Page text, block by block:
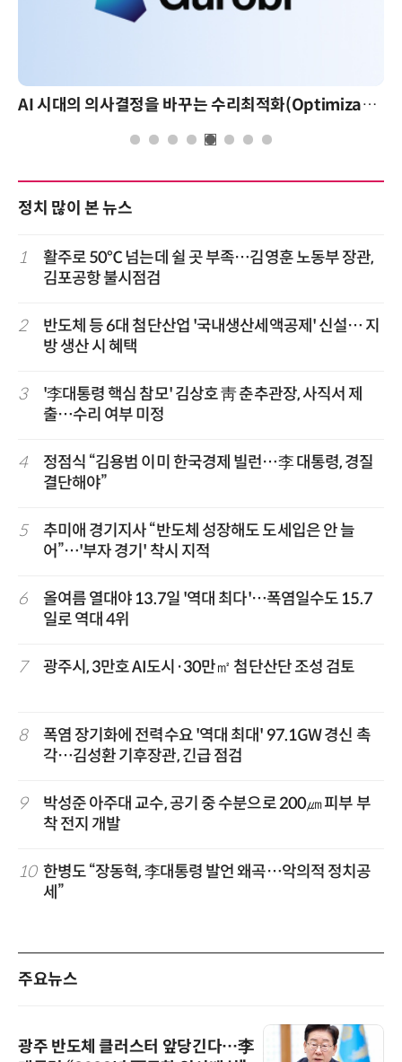
AI 핀옵스 실전 세미나: 폭증하는 AI 토큰 비용 관리 전략
정치 많이 본 뉴스
1
활주로 50℃ 넘는데 쉴 곳 부족…김영훈 노동부 장관,
김포공항 불시점검
2
반도체 등 6대 첨단산업 '국내생산세액공제' 신설… 지
방 생산 시 혜택
3
'李대통령 핵심 참모' 김상호 靑 춘추관장, 사직서 제
출…수리 여부 미정
4
정점식 “김용범 이미 한국경제 빌런…李 대통령, 경질
결단해야”
5
추미애 경기지사 “반도체 성장해도 도세입은 안 늘
어”…'부자 경기' 착시 지적
6
올여름 열대야 13.7일 '역대 최다'…폭염일수도 15.7
일로 역대 4위
7 광주시, 3만호 AI도시·30만㎡ 첨단산단 조성 검토
8
폭염 장기화에 전력수요 '역대 최대' 97.1GW 경신 촉
각…김성환 기후장관, 긴급 점검
9
박성준 아주대 교수, 공기 중 수분으로 200㎛ 피부 부
착 전지 개발
10 한병도 “장동혁, 李대통령 발언 왜곡…악의적 정치공
세”
주요뉴스
광주 반도체 클러스터 앞당긴다…李